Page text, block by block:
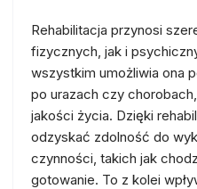
Rehabilitacja przynosi
fizycznych, jak i
wszystkim umożliwia ona
po urazach czy
jakości życia. Dzięki
odzyskać zdolność do
czynności, takich jak
gotowanie. To z kolei